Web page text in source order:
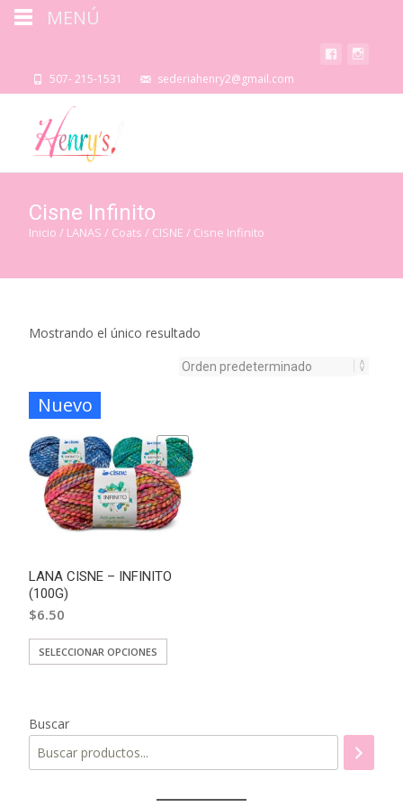
507- 215-1531 sederiahenry2@gmail.com
Cisne Infinito
Inicio / LANAS / Coats / CISNE / Cisne Infinito
Mostrando el único resultado
Nuevo
LANA CISNE – INFINITO
(100G)
$6.50
SELECCIONAR OPCIONES
variantes.
ADD TO WISHLIST
Buscar
MENÚ